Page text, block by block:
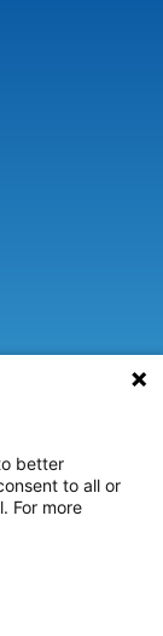
mit
better
to all or
For more